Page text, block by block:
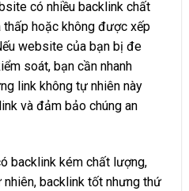
có nhiều backlink chất
hoặc không được xếp
website của bạn bị đe
soát, bạn cần nhanh
link không tự nhiên này
và đảm bảo chúng an
backlink kém chất lượng,
backlink tốt nhưng thứ